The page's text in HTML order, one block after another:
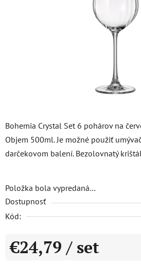
Bohemia Crystal Set 6 pohárov na
Objem 500ml. Je možné použiť
darčekovom balení. Bezolovnatý
Položka bola vypredaná…
Dostupnosť
Kód:
€24,79 / set